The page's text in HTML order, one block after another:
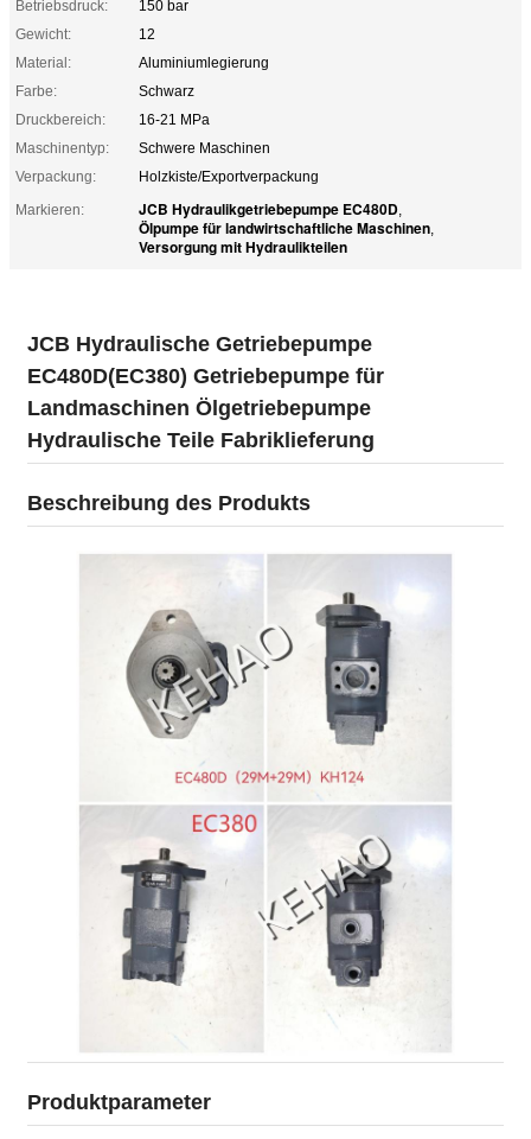
Betriebsdruck:
150 bar
Gewicht:
12
Material:
Aluminiumlegierung
Farbe:
Schwarz
Druckbereich:
16-21 MPa
Maschinentyp:
Schwere Maschinen
Verpackung:
Holzkiste/Exportverpackung
Markieren:
JCB Hydraulikgetriebepumpe EC480D,
Ölpumpe für landwirtschaftliche Maschinen,
Versorgung mit Hydraulikteilen
JCB Hydraulische Getriebepumpe
EC480D(EC380) Getriebepumpe für
Landmaschinen Ölgetriebepumpe
Hydraulische Teile Fabriklieferung
Beschreibung des Produkts
Produktparameter